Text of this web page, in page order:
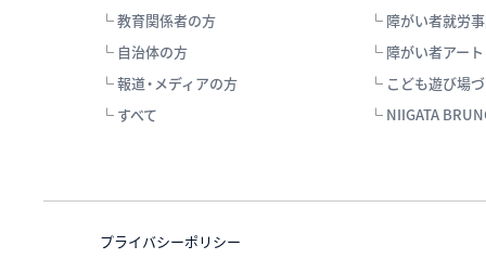
└教育関係者の方
└ 自治体の方
└報道・メディアの方
└ すべて
└ 障がい者就労
└ 障がい者アー
└ こども遊び場
└ NIIGATA
プライバシーポリシー